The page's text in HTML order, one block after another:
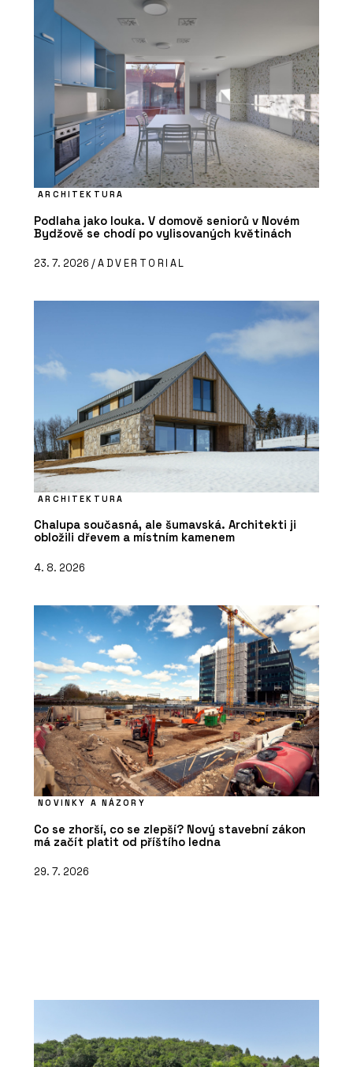
ARCHITEKTURA
Podlaha jako louka. V domově seniorů v Novém
Bydžově se chodí po vylisovaných květinách
23. 7. 2026 /ADVERTORIAL
ARCHITEKTURA
Chalupa současná, ale šumavská. Architekti ji
obložili dřevem a místním kamenem
4. 8. 2026
NOVINKY A NÁZORY
Co se zhorší, co se zlepší? Nový stavební zákon
má začít platit od příštího ledna
29. 7. 2026